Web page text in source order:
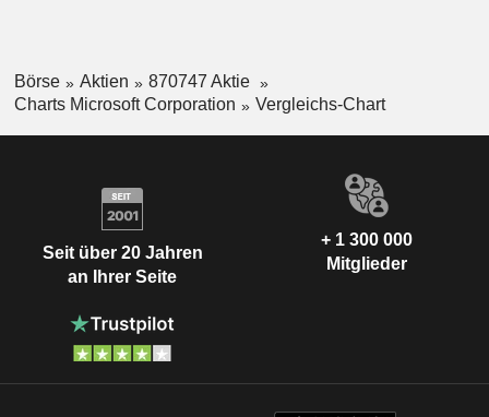
Börse Aktien
870747 Aktie
Charts Microsoft Corporation
Vergleichs-Chart
Seit über 20 Jahren
an Ihrer Seite
+ 1 300 000
Mitglieder